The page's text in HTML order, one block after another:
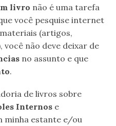
livro não é uma tarefa
você pesquise internet
(artigos,
você não deve deixar de
no assunto e que
.
de livros sobre
Internos e
minha estante e/ou